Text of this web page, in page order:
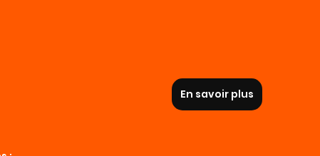
En savoir plus